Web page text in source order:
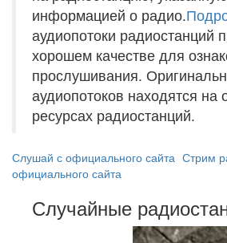
информацией о радио.
аудиопотоки радиостанций
хорошем качестве для
прослушивания.
аудиопотоков находятся
ресурсах радиостанций.
Слушай с официального сайта Стрим
официального сайта
Случайные